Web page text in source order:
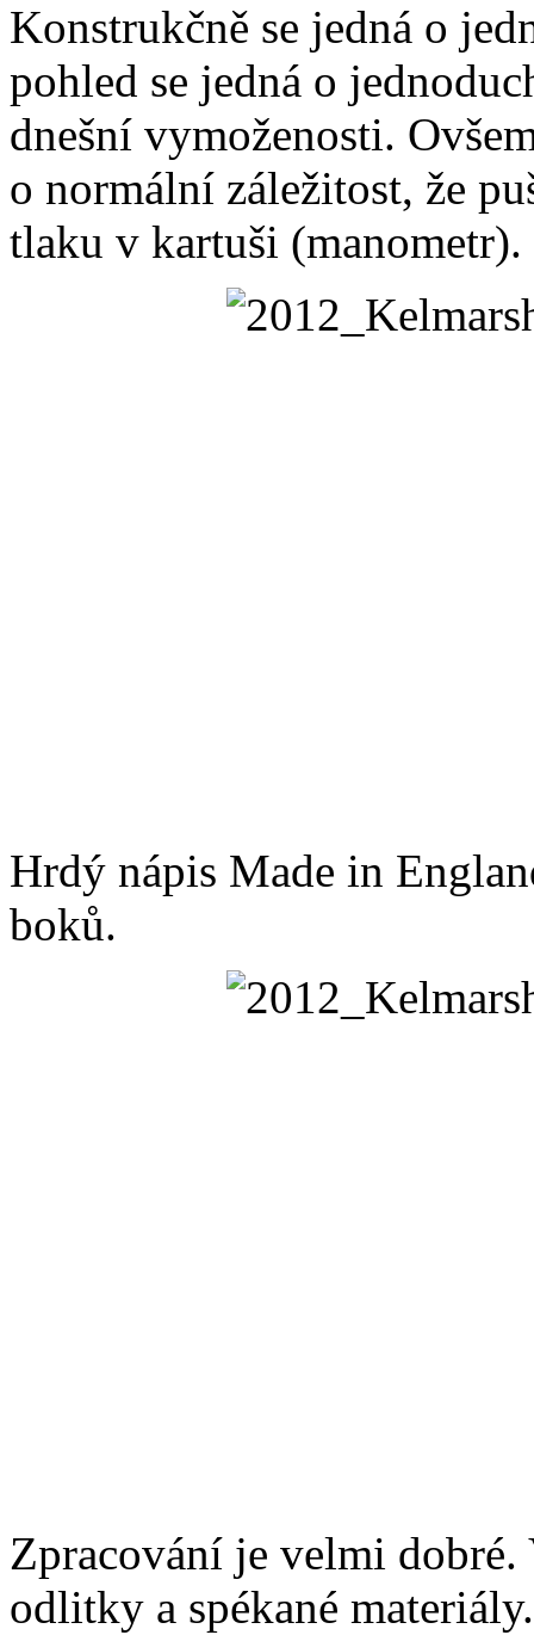
Konstrukčně se jedná o
pohled se jedná o
dnešní vymoženosti.
o normální záležitost, že
tlaku v kartuši (manometr).
Hrdý nápis Made in
boků.
Zpracování je velmi dobré.
odlitky a spékané materiály.